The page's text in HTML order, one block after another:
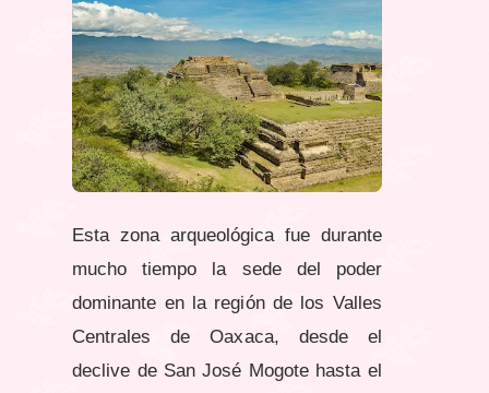
Esta zona arqueológica fue durante
mucho tiempo la sede del poder
dominante en la región de los Valles
Centrales de Oaxaca, desde el
declive de San José Mogote hasta el